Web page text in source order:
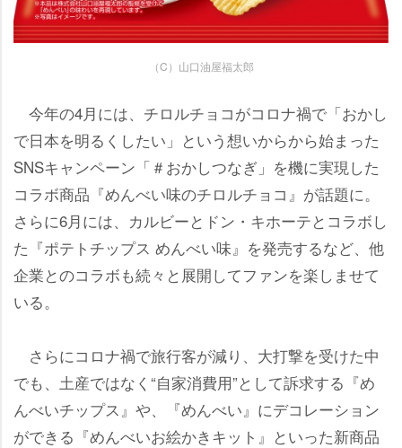
（C）山口油屋福太郎
今年の4月には、チロルチョコがコロナ禍で「おかし
で日本を明るくしたい」という想いからから始まった
SNSキャンペーン「＃おかしつなぎ」を機に実現した
コラボ商品『めんべい味のチロルチョコ』が話題に。
さらに6月には、カルビーとドン・キホーテとコラボし
た『ポテトチップス めんべい味』を発売するなど、他
企業とのコラボも続々と展開してファンを楽しませて
いる。
さらにコロナ禍で旅行客が減り、大打撃を受けた中
でも、土産ではなく“自家消費用”として訴求する『め
んべいチップス』や、『めんべい』にデコレーション
ができる『めんべいお絵かきキット』といった新商品